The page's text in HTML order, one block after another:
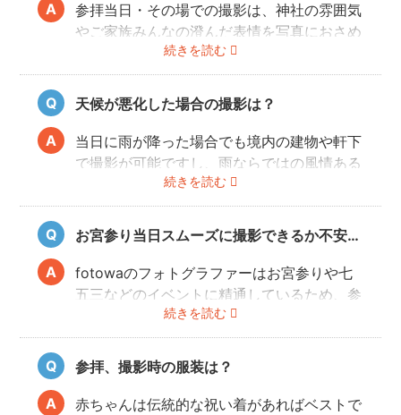
続きを読む
参拝当日・その場での撮影は、神社の雰囲気
やご家族みんなの澄んだ表情を写真におさめ
ることできオススメですが、当日は慌ただし
くて撮影はちょっと…という場合でも、出発
前のご自宅や参拝後のお食事会など想い出に
残る記念写真を撮影できます。
天候が悪化した場合の撮影は？
続きを読む
当日に雨が降った場合でも境内の建物や軒下
で撮影が可能ですし、雨ならではの風情ある
写真にも仕上がります。
また、撮影の実施が難しいと判断される天候
不良の場合、事前にフォトグラファーと決行
もしくは日時変更を相談してください。
日時変更方法はこちらをご参照ください。
お宮参り当日スムーズに撮影できるか不安…
続きを読む
fotowaのフォトグラファーはお宮参りや七
五三などのイベントに精通しているため、参
拝や家族団欒を乱すことなくスムーズに撮影
することができます。
参拝、撮影時の服装は？
赤ちゃんは伝統的な祝い着があればベストで